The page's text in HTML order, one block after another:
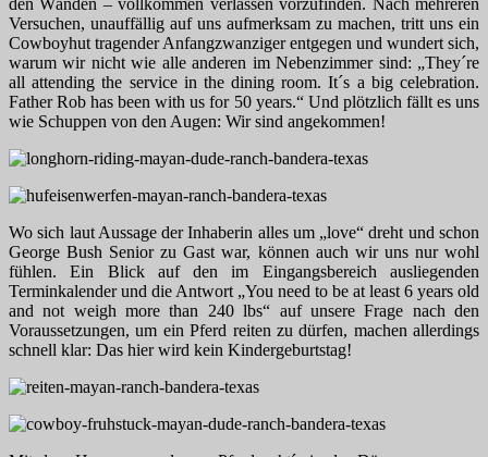
den Wänden – vollkommen verlassen vorzufinden. Nach mehreren
Versuchen, unauffällig auf uns aufmerksam zu machen, tritt uns ein
Cowboyhut tragender Anfangzwanziger entgegen und wundert sich,
warum wir nicht wie alle anderen im Nebenzimmer sind: „They´re
all attending the service in the dining room. It´s a big celebration.
Father Rob has been with us for 50 years.“ Und plötzlich fällt es uns
wie Schuppen von den Augen: Wir sind angekommen!
Wo sich laut Aussage der Inhaberin alles um „love“ dreht und schon
George Bush Senior zu Gast war, können auch wir uns nur wohl
fühlen. Ein Blick auf den im Eingangsbereich ausliegenden
Terminkalender und die Antwort „You need to be at least 6 years old
and not weigh more than 240 lbs“ auf unsere Frage nach den
Voraussetzungen, um ein Pferd reiten zu dürfen, machen allerdings
schnell klar: Das hier wird kein Kindergeburtstag!